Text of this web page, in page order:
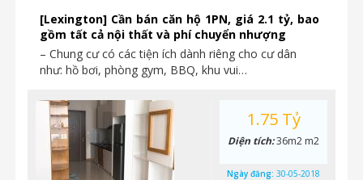
[Lexington] Cần bán căn hộ 1PN, giá 2.1 tỷ, bao
gồm tất cả nội thất và phí chuyển nhượng
– Chung cư có các tiện ích dành riêng cho cư dân
như: hồ bơi, phòng gym, BBQ, khu vui…
1.75 Tỷ
Diện tích:36m2 m2
Ngày đăng: 30-05-2018